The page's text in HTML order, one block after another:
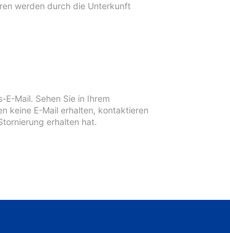
werden durch die Unterkunft
Mail. Sehen Sie in Ihrem
keine E-Mail erhalten, kontaktieren
erhalten hat.